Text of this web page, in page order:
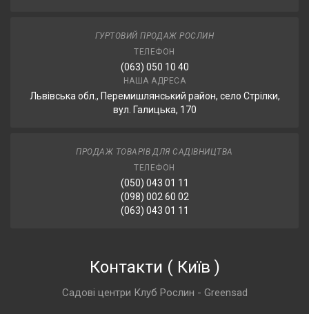
ГУРТОВИЙ ПРОДАЖ РОСЛИН
ТЕЛЕФОН
(063) 050 10 40
НАША АДРЕСА
Львівська обл., Перемишлянський район, село Стрілки,
вул. Галицька, 170
ПРОДАЖ ТОВАРІВ ДЛЯ САДІВНИЦТВА
ТЕЛЕФОН
(050) 043 01 11
(098) 002 60 02
(063) 043 01 11
Контакти ( Київ )
Садові центри Клуб Рослин - Greensad